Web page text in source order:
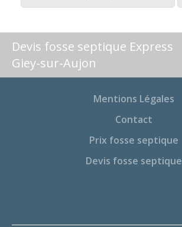
Devis fosse septique Express
Giey-sur-Aujon
Mentions Légales
Contact
Prix fosse septique
Devis fosse septique